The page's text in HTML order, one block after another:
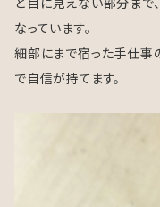
ど目に見えない部分ま
なっています。
細部にまで宿った手仕事
で自信が持てます。